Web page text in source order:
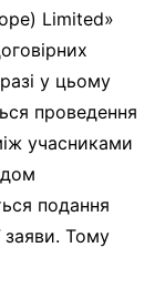
Limited»
у цьому
проведення
учасниками
подання
заяви. Тому